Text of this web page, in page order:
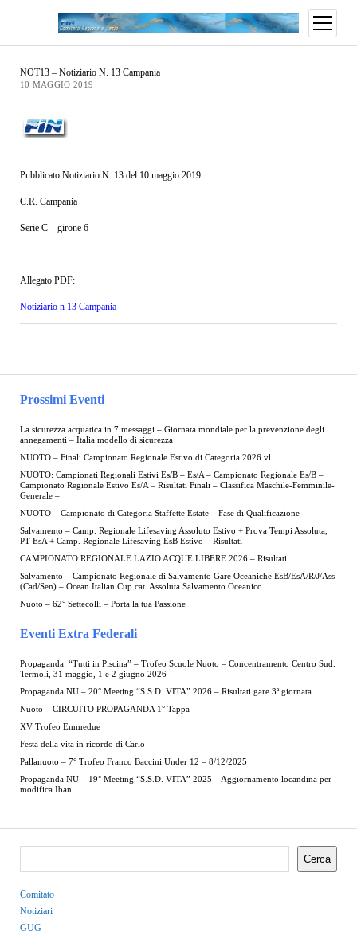
Prossimi Eventi
La sicurezza acquatica in 7 messaggi – Giornata mondiale per la prevenzione degli
annegamenti – Italia modello di sicurezza
NUOTO – Finali Campionato Regionale Estivo di Categoria 2026 vl
NUOTO: Campionati Regionali Estivi Es/B – Es/A – Campionato Regionale Es/B –
Campionato Regionale Estivo Es/A – Risultati Finali – Classifica Maschile-Femminile-
Generale –
NUOTO – Campionato di Categoria Staffette Estate – Fase di Qualificazione
Salvamento – Camp. Regionale Lifesaving Assoluto Estivo + Prova Tempi Assoluta,
PT EsA + Camp. Regionale Lifesaving EsB Estivo – Risultati
CAMPIONATO REGIONALE LAZIO ACQUE LIBERE 2026 – Risultati
Salvamento – Campionato Regionale di Salvamento Gare Oceaniche EsB/EsA/R/J/Ass
(Cad/Sen) – Ocean Italian Cup cat. Assoluta Salvamento Oceanico
Nuoto – 62° Settecolli – Porta la tua Passione
Eventi Extra Federali
Propaganda: “Tutti in Piscina” – Trofeo Scuole Nuoto – Concentramento Centro Sud.
Termoli, 31 maggio, 1 e 2 giugno 2026
Propaganda NU – 20° Meeting “S.S.D. VITA” 2026 – Risultati gare 3ª giornata
Nuoto – CIRCUITO PROPAGANDA 1° Tappa
XV Trofeo Emmedue
Festa della vita in ricordo di Carlo
Pallanuoto – 7° Trofeo Franco Baccini Under 12 – 8/12/2025
Propaganda NU – 19° Meeting “S.S.D. VITA” 2025 – Aggiornamento locandina per
modifica Iban
NOT13 – Notiziario N. 13 Campania
10 MAGGIO 2019
Pubblicato Notiziario N. 13 del 10 maggio 2019
C.R. Campania
Serie C – girone 6
Allegato PDF:
Notiziario n 13 Campania
Cerca
Comitato
Notiziari
GUG